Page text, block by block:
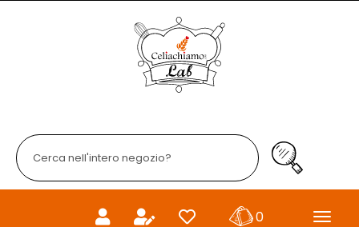
Cerca
Prodotto
Cerca
0prodotti